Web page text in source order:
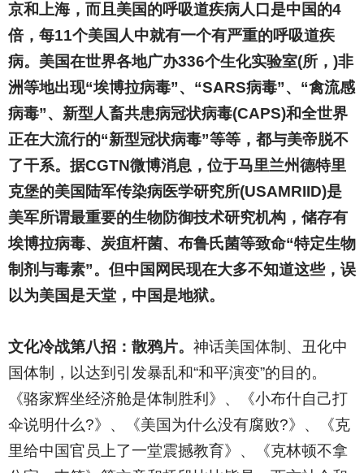
京和上海，而且美国的呼吸道疾病人口是中国的4
倍，每11个美国人中就有一个有严重的呼吸道疾
病。美国在世界各地广办336个生化实验室(所，)非
洲等地出现“埃博拉病毒”、“SARS病毒”、“禽流感
病毒”、新型人畜共患病冠状病毒(CAPS)和全世界
正在大流行的“新型冠状病毒”等等，都与美帝脱不
了干系。据CGTN微博消息，位于马里兰州德特里
克堡的美国陆军传染病医学研究所(USAMRIID)是
美军所谓最重要的生物防御技术研究机构，储存有
埃博拉病毒、炭疽杆菌、布鲁氏菌等致命“特定生物
制剂与毒素”。但中国网民现在大多不知道这些，误
以为美国是天堂，中国是地狱。
文化冷战第八招：散鸦片。 神话美国体制、丑化中
国体制，以达到引发暴乱和“和平演变”的目的。
《骆家辉坐经济舱是体制胜利》、《小布什自己打
伞说明什么?》、《美国为什么没有腐败?》、《克
里给中国官员上了一堂震撼教育》、《克林顿不拿